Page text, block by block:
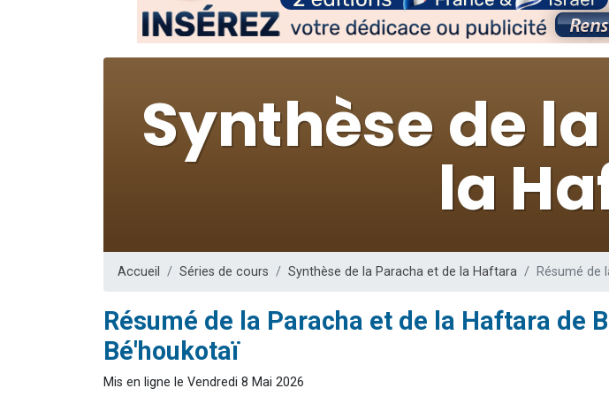
61 personnes viennent de demander une bénédiction
Il reste 49 places pour étudier en groupe sur Zoom
Nathaniel vient de donner son Maasser
6 personnes viennent de faire un don pour 5
2 personnes viennent de faire un don pour
10 personnes viennent de demander une bénédiction
Il reste 49 places pour étudier en groupe sur Zoom
Accueil Séries de cours Synthèse de la Paracha et de la Haftara Résumé de
Résumé de la Paracha et de la Haftara de
Bé'houkotaï
Mis en ligne le Vendredi 8 Mai 2026